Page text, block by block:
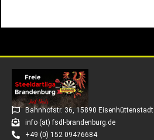
Bahnhofstr. 36, 15890 Eisenhüttenstadt
info (at) fsdl-brandenburg.de
+49 (0) 152 09476684